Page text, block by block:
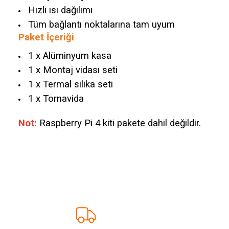
Hızlı ısı dağılımı
Tüm bağlantı noktalarına tam uyum
Paket İçeriği
1 x Alüminyum kasa
1 x Montaj vidası seti
1 x Termal silika seti
1 x Tornavida
Not: Raspberry Pi 4 kiti pakete dahil değildir.
Ürün resmi kalitesiz, bozuk veya görüntülenemiyor.